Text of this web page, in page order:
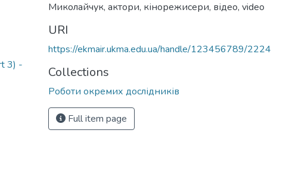
3) -
Миколайчук, актори, кінорежисери, відео, video
URI
https://ekmair.ukma.edu.ua/handle/123456789/2224
Collections
Роботи окремих дослідників
Full item page